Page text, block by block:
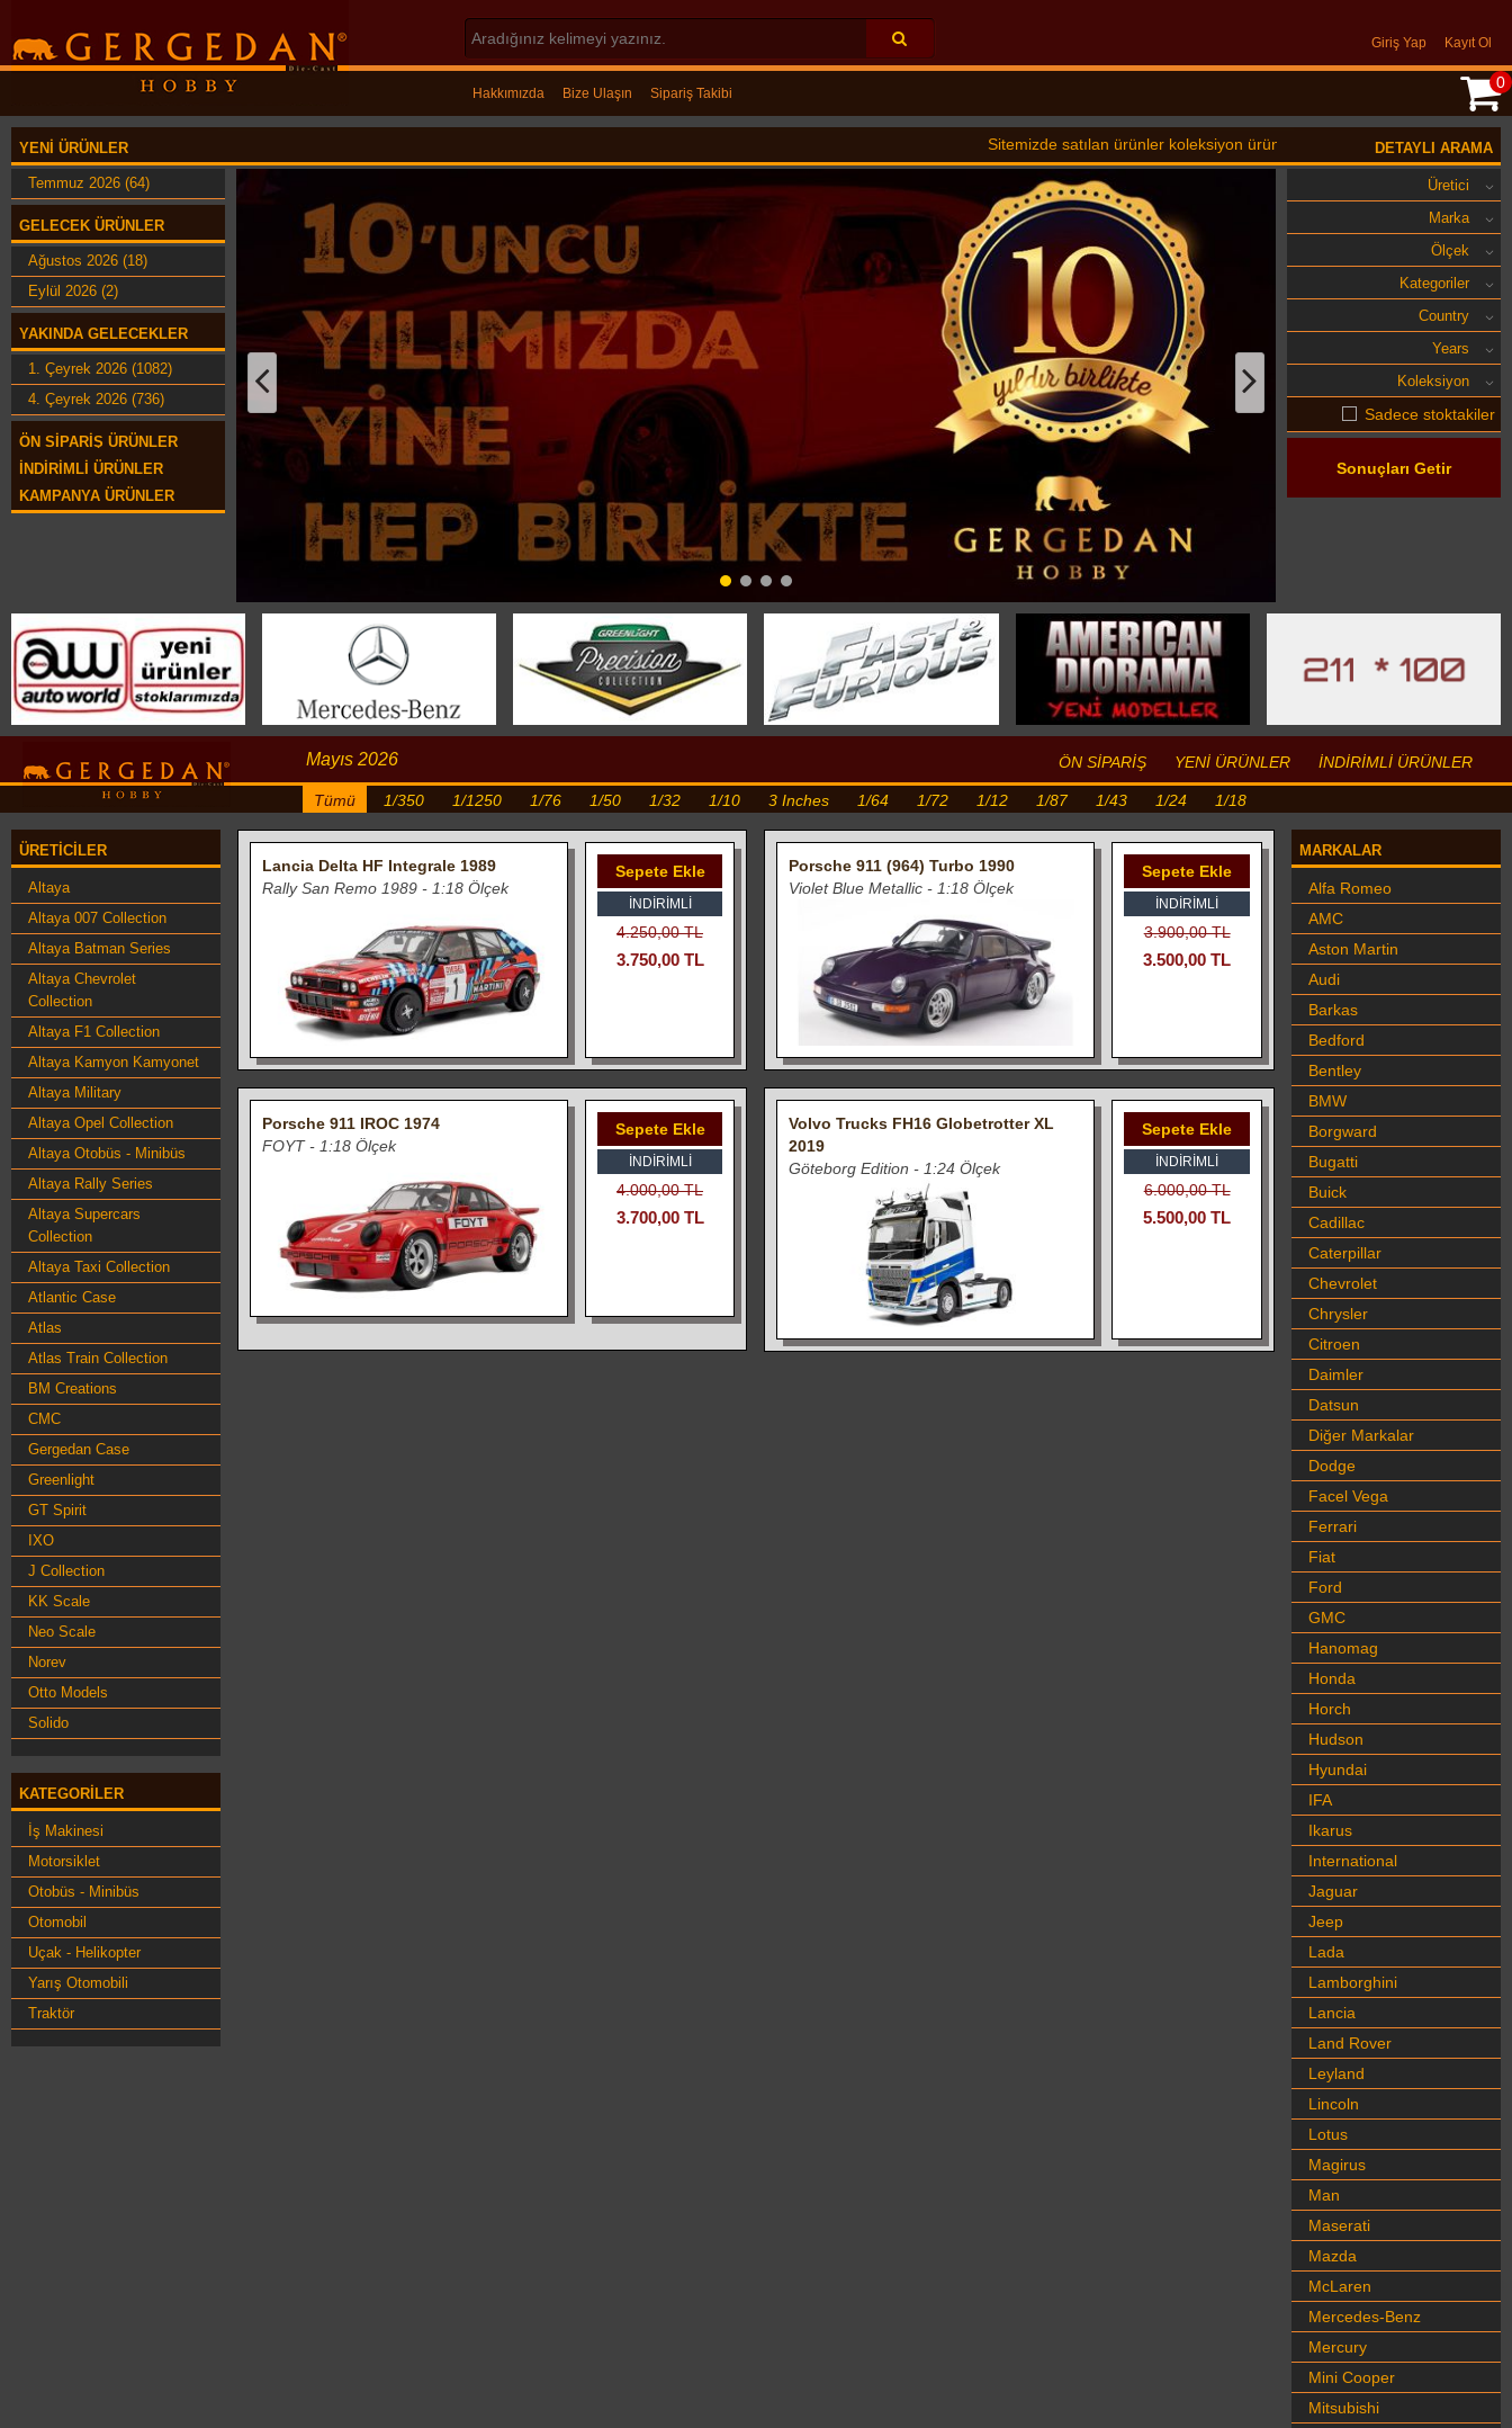
Giriş Yap Kayıt Ol
Hakkımızda Bize Ulaşın Sipariş Takibi
0
YENI ÜRÜNLER
Temmuz 2026 (64)
GELECEK ÜRÜNLER
Ağustos 2026 (18)
Eylül 2026 (2)
YAKINDA GELECEKLER
1. Çeyrek 2026 (1082)
4. Çeyrek 2026 (736)
ÖN SIPARIŞ ÜRÜNLER
İNDIRIMLI ÜRÜNLER
KAMPANYA ÜRÜNLER
Sitemizde satılan ürünler koleksiyon ürünüdür oyuncak değildir. 14 Yaş üstü için
DETAYLI ARAMA
Üretici
Marka
Ölçek
Kategoriler
Country
Years
Koleksiyon
Sadece stoktakiler
Sonuçları Getir
Mayıs 2026 ÖN SİPARİŞ YENİ ÜRÜNLER İNDİRİMLİ ÜRÜNLER
Tümü 1/350 1/1250 1/76 1/50 1/32 1/10 3 Inches 1/64 1/72 1/12 1/87 1/43 1/24 1/18
ÜRETICILER
Altaya
Altaya 007 Collection
Altaya Batman Series
Altaya Chevrolet
Collection
Altaya F1 Collection
Altaya Kamyon Kamyonet
Altaya Military
Altaya Opel Collection
Altaya Otobüs - Minibüs
Altaya Rally Series
Altaya Supercars
Collection
Altaya Taxi Collection
Atlantic Case
Atlas
Atlas Train Collection
BM Creations
CMC
Gergedan Case
Greenlight
GT Spirit
IXO
J Collection
KK Scale
Neo Scale
Norev
Otto Models
Solido
KATEGORILER
İş Makinesi
Motorsiklet
Otobüs - Minibüs
Otomobil
Uçak - Helikopter
Yarış Otomobili
Traktör
Lancia Delta HF Integrale 1989
Rally San Remo 1989 - 1:18 Ölçek
Sepete Ekle
İNDIRIMLI
4.250,00 TL
3.750,00 TL
Porsche 911 (964) Turbo 1990
Violet Blue Metallic - 1:18 Ölçek
Sepete Ekle
İNDIRIMLI
3.900,00 TL
3.500,00 TL
Porsche 911 IROC 1974
FOYT - 1:18 Ölçek
Sepete Ekle
İNDIRIMLI
4.000,00 TL
3.700,00 TL
Volvo Trucks FH16 Globetrotter XL
2019
Göteborg Edition - 1:24 Ölçek
Sepete Ekle
İNDIRIMLI
6.000,00 TL
5.500,00 TL
MARKALAR
Alfa Romeo
AMC
Aston Martin
Audi
Barkas
Bedford
Bentley
BMW
Borgward
Bugatti
Buick
Cadillac
Caterpillar
Chevrolet
Chrysler
Citroen
Daimler
Datsun
Diğer Markalar
Dodge
Facel Vega
Ferrari
Fiat
Ford
GMC
Hanomag
Honda
Horch
Hudson
Hyundai
IFA
Ikarus
International
Jaguar
Jeep
Lada
Lamborghini
Lancia
Land Rover
Leyland
Lincoln
Lotus
Magirus
Man
Maserati
Mazda
McLaren
Mercedes-Benz
Mercury
Mini Cooper
Mitsubishi